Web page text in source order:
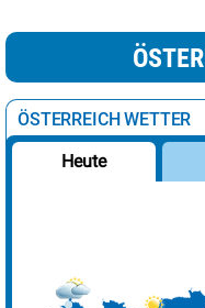
ÖSTERREICH WETTER
Heute